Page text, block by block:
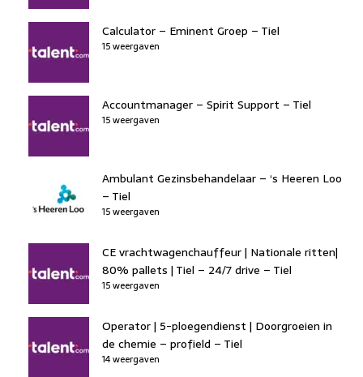
Calculator – Eminent Groep – Tiel
15 weergaven
Accountmanager – Spirit Support – Tiel
15 weergaven
Ambulant Gezinsbehandelaar – ‘s Heeren Loo
– Tiel
15 weergaven
CE vrachtwagenchauffeur | Nationale ritten|
80% pallets | Tiel – 24/7 drive – Tiel
15 weergaven
Operator | 5-ploegendienst | Doorgroeien in
de chemie – profield – Tiel
14 weergaven